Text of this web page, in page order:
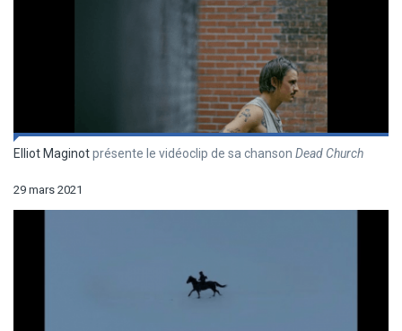
Elliot Maginotprésente le vidéoclip de sa chanson Dead Church
29 mars 2021